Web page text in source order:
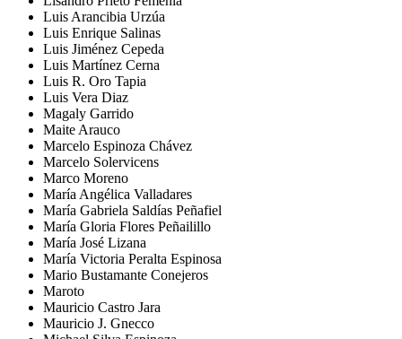
Luis Arancibia Urzúa
Luis Enrique Salinas
Luis Jiménez Cepeda
Luis Martínez Cerna
Luis R. Oro Tapia
Luis Vera Diaz
Magaly Garrido
Maite Arauco
Marcelo Espinoza Chávez
Marcelo Solervicens
Marco Moreno
María Angélica Valladares
María Gabriela Saldías Peñafiel
María Gloria Flores Peñailillo
María José Lizana
María Victoria Peralta Espinosa
Mario Bustamante Conejeros
Maroto
Mauricio Castro Jara
Mauricio J. Gnecco